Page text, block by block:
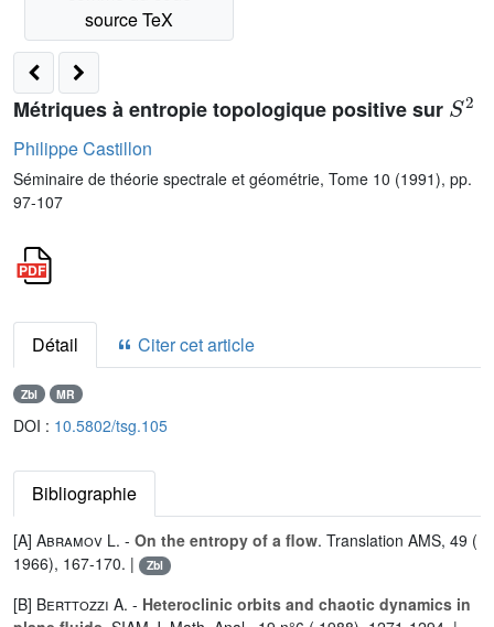
Métriques à entropie topologique positive sur
2
Philippe Castillon
Séminaire de théorie spectrale et géométrie, Tome 10 (1991), pp.
97-107
Détail Citer cet article
Zbl MR
DOI : 10.5802/tsg.105
Bibliographie
[A] Abramov L. - On the entropy of a flow. Translation AMS, 49 (
1966), 167-170. |
Zbl
[B] Berttozzi A. - Heteroclinic orbits and chaotic dynamics in